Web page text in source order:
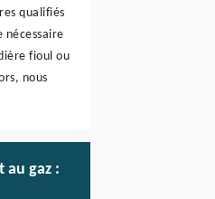
qualifiés
fioul ou
nous
au gaz :